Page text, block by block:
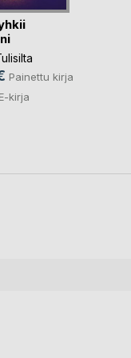
Painettu kirja
E-kirja